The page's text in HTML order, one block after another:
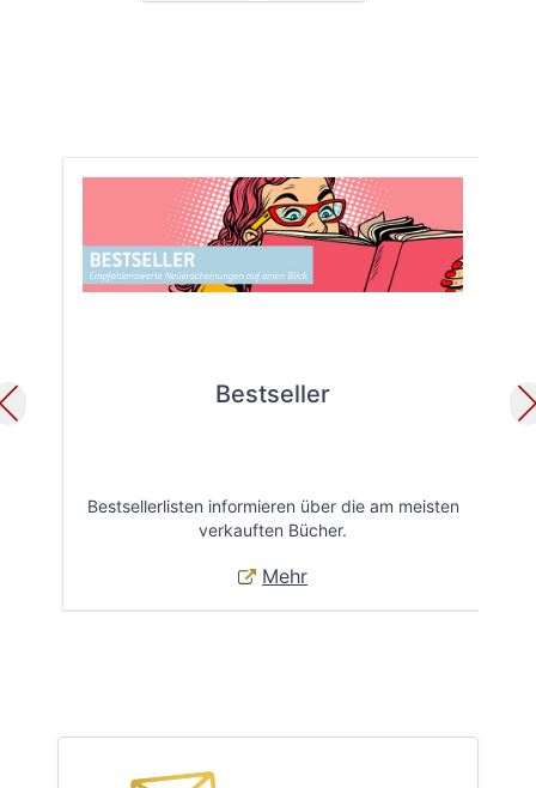
Bestseller
Bestsellerlisten informieren über die am meisten
verkauften Bücher.
Mehr